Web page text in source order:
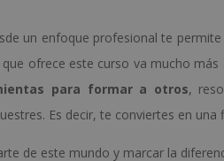
un enfoque profesional te
ofrece este curso va mucho
para formar a otros,
Es decir, te conviertes en
de este mundo y marcar la